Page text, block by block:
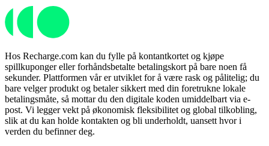
Hos Recharge.com kan du fylle på kontantkortet og kjøpe
spillkuponger eller forhåndsbetalte betalingskort på bare noen få
sekunder. Plattformen vår er utviklet for å være rask og pålitelig; du
bare velger produkt og betaler sikkert med din foretrukne lokale
betalingsmåte, så mottar du den digitale koden umiddelbart via e-
post. Vi legger vekt på økonomisk fleksibilitet og global tilkobling,
slik at du kan holde kontakten og bli underholdt, uansett hvor i
verden du befinner deg.